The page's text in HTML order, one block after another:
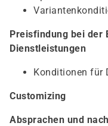
Preisfindung bei der
Dienstleistungen
Konditionen für
Customizing
Absprachen und